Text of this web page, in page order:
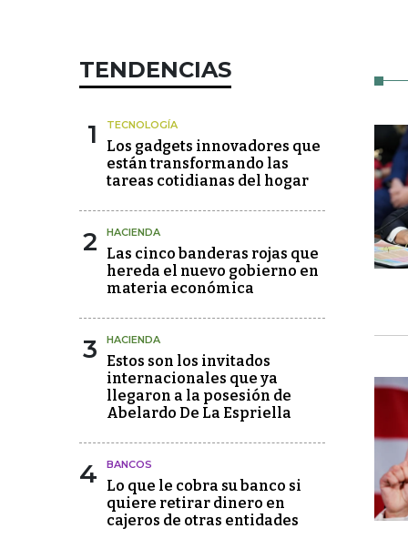
TENDENCIAS
1 TECNOLOGÍA
Los gadgets innovadores que
están transformando las
tareas cotidianas del hogar
2 HACIENDA
Las cinco banderas rojas que
hereda el nuevo gobierno en
materia económica
3 HACIENDA
Estos son los invitados
internacionales que ya
llegaron a la posesión de
Abelardo De La Espriella
4 BANCOS
Lo que le cobra su banco si
quiere retirar dinero en
cajeros de otras entidades